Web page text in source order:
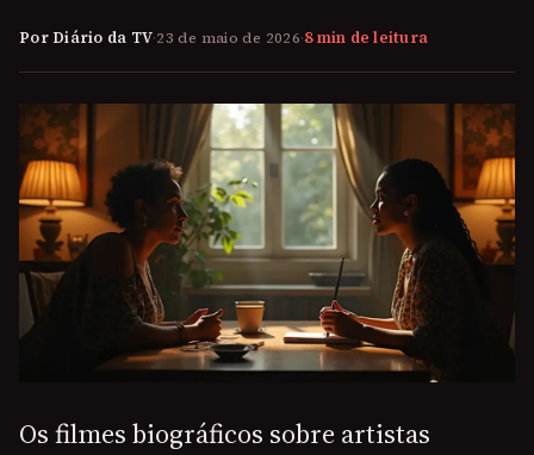
Por Diário da TV·23 de maio de 2026·8 min de leitura
Os filmes biográficos sobre artistas